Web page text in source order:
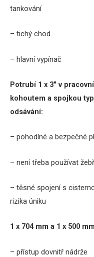
tankování
– tichý chod
– hlavní vypínač
Potrubí 1 x 3″ v
kohoutem a spojkou
odsávání:
– pohodlné a bezpečné
– není třeba používat
– těsné spojení s
rizika úniku
1 x 704 mm a 1 x 500 mm
– přístup dovnitř nádrže